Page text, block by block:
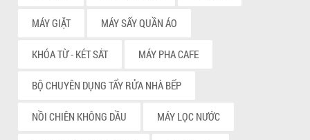
MÁY GIẶT MÁY SẤY QUẦN ÁO
KHÓA TỪ - KÉT SẮT MÁY PHA CAFE
BỘ CHUYÊN DỤNG TẨY RỬA NHÀ BẾP
NỒI CHIÊN KHÔNG DẦU MÁY LỌC NƯỚC